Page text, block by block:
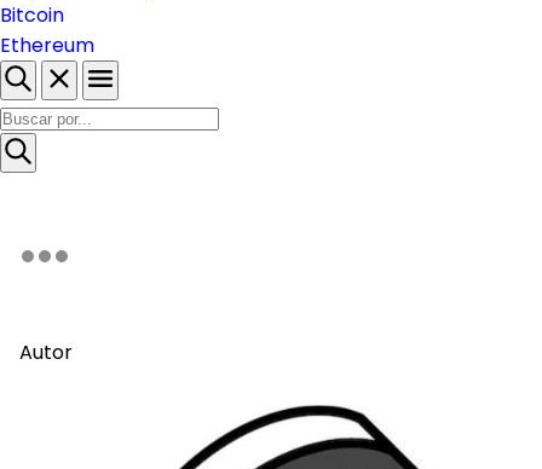
Bitcoin
Ethereum
Autor